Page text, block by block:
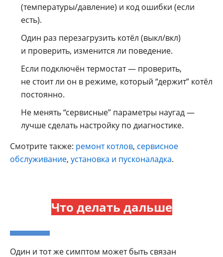
(температуры/давление) и код ошибки (если
есть).
Один раз перезагрузить котёл (выкл/вкл)
и проверить, изменится ли поведение.
Если подключён термостат — проверить,
не стоит ли он в режиме, который “держит” котёл
постоянно.
Не менять “сервисные” параметры наугад —
лучше сделать настройку по диагностике.
Смотрите также: ремонт котлов, сервисное
обслуживание, установка и пусконаладка.
Что делать дальше
Один и тот же симптом может быть связан